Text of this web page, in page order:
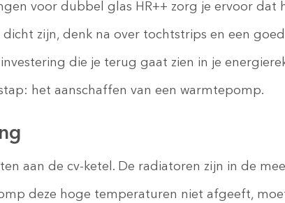
voor dubbel glas HR++ zorg je ervoor dat
zijn, denk na over tochtstrips en een
die je terug gaat zien in je
het aanschaffen van een warmtepomp.
aan de cv-ketel. De radiatoren zijn in de
deze hoge temperaturen niet afgeeft,